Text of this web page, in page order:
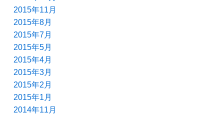
2015年11月
2015年8月
2015年7月
2015年5月
2015年4月
2015年3月
2015年2月
2015年1月
2014年11月